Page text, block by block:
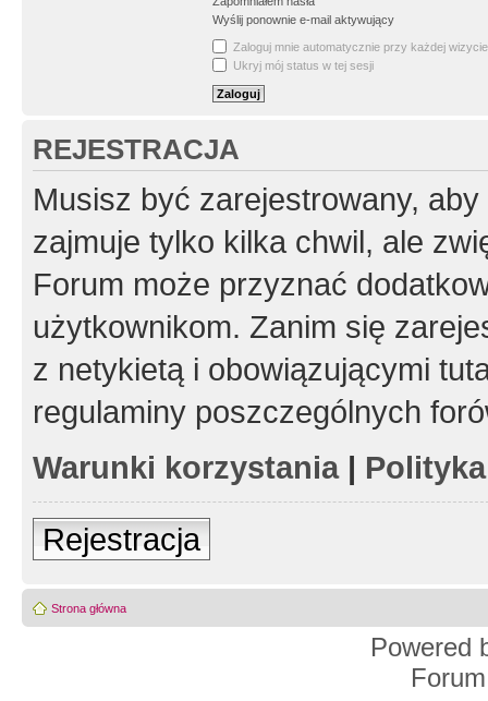
Wyślij ponownie e-mail aktywujący
Zaloguj mnie automatycznie przy każdej wizycie
Ukryj mój status w tej sesji
REJESTRACJA
Musisz być zarejestrowany,
zajmuje tylko kilka chwil, ale
Forum może przyznać
użytkownikom. Zanim się
z netykietą i obowiązującymi
regulaminy poszczególnych
Warunki korzystania|
Rejestracja
Strona główna
Powered